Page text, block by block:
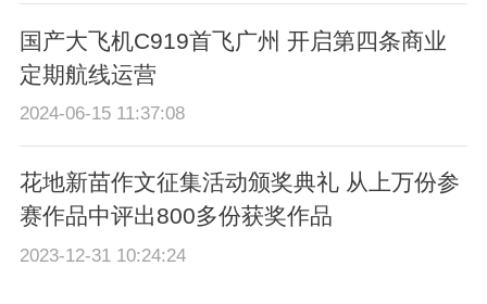
国产大飞机C919首飞广州 开启第四条商业
定期航线运营
2024-06-15 11:37:08
花地新苗作文征集活动颁奖典礼 从上万份参
赛作品中评出800多份获奖作品
2023-12-31 10:24:24